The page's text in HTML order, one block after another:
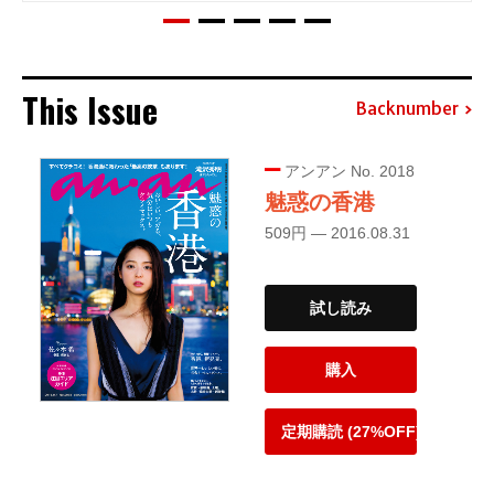
This Issue Backnumber
アンアン No. 2018
魅惑の香港
509円 — 2016.08.31
試し読み
購入
定期購読 (27%OFF)